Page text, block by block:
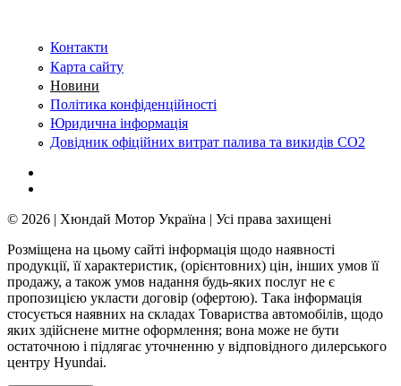
Контакти
Карта сайту
Новини
Політика конфіденційності
Юридична інформація
Довідник офіційних витрат палива та викидів СО2
© 2026 | Хюндай Мотор Україна | Усі права захищені
Розміщена на цьому сайті інформація щодо наявності
продукції, її характеристик, (орієнтовних) цін, інших умов її
продажу, а також умов надання будь-яких послуг не є
пропозицією укласти договір (офертою). Така інформація
стосується наявних на складах Товариства автомобілів, щодо
яких здійснене митне оформлення; вона може не бути
остаточною і підлягає уточненню у відповідного дилерського
центру Hyundai.